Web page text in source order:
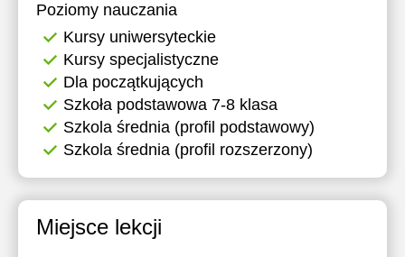
Poziomy nauczania
Kursy uniwersyteckie
Kursy specjalistyczne
Dla początkujących
Szkoła podstawowa 7-8 klasa
Szkola średnia (profil podstawowy)
Szkola średnia (profil rozszerzony)
Miejsce lekcji